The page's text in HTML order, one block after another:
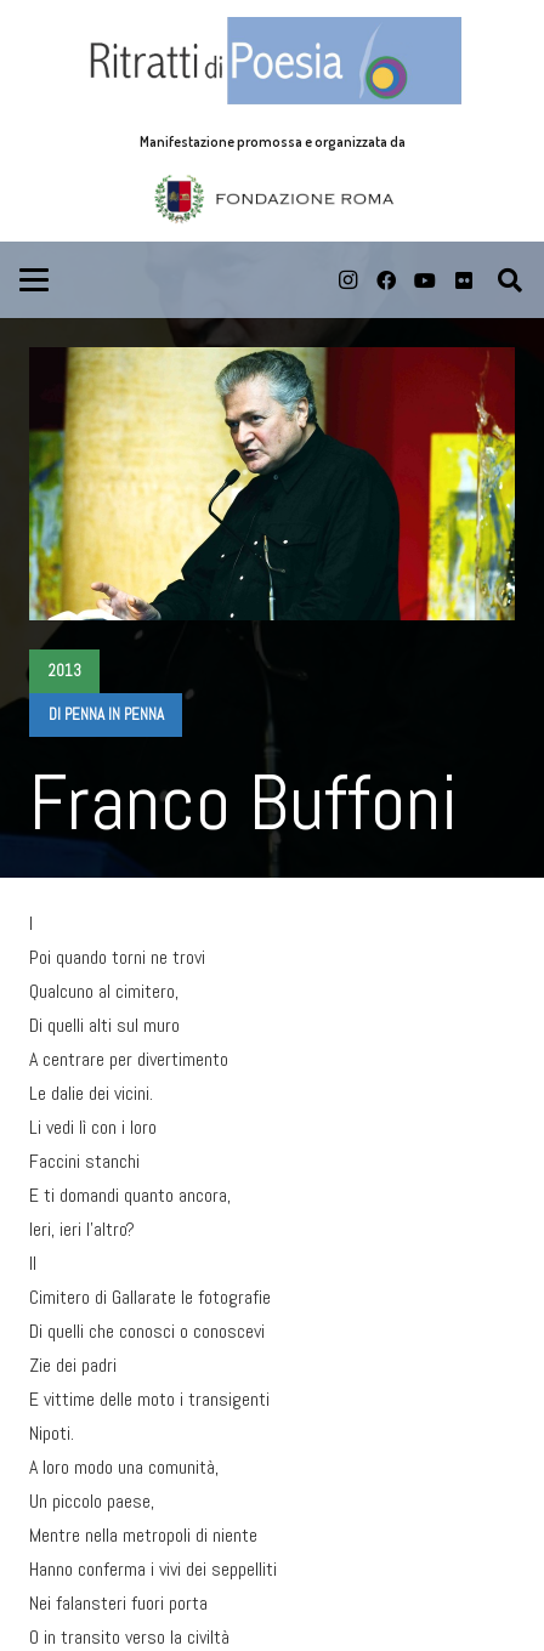
Manifestazione promossa e organizzata da
2013
DI PENNA IN PENNA
Franco Buffoni
I
Poi quando torni ne trovi
Qualcuno al cimitero,
Di quelli alti sul muro
A centrare per divertimento
Le dalie dei vicini.
Li vedi lì con i loro
Faccini stanchi
E ti domandi quanto ancora,
Ieri, ieri l’altro?
II
Cimitero di Gallarate le fotografie
Di quelli che conosci o conoscevi
Zie dei padri
E vittime delle moto i transigenti
Nipoti.
A loro modo una comunità,
Un piccolo paese,
Mentre nella metropoli di niente
Hanno conferma i vivi dei seppelliti
Nei falansteri fuori porta
O in transito verso la civiltà